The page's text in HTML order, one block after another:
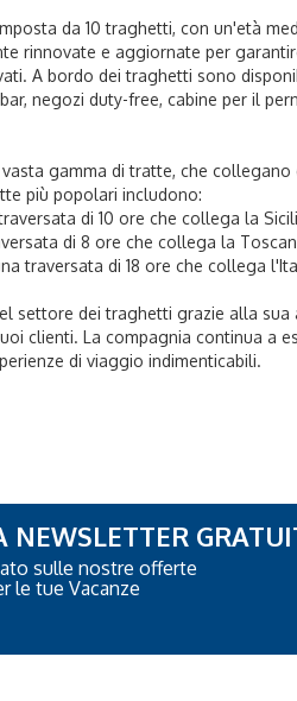
da 10 traghetti, con un'età
rinnovate e aggiornate per
A bordo dei traghetti sono
negozi duty-free, cabine per il
gamma di tratte, che
più popolari includono:
di 10 ore che collega la
di 8 ore che collega la
traversata di 18 ore che collega
settore dei traghetti grazie alla sua
clienti. La compagnia continua a
di viaggio indimenticabili.
NEWSLETTER
sulle nostre offerte
le tue Vacanze